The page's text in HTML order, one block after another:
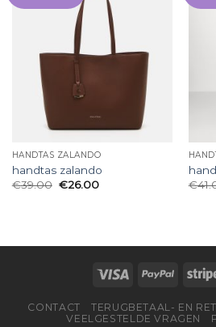
HANDTAS ZALANDO
handtas zalando
€39.00 €26.00
€
CONTACT
TERUGBETAAL- EN
VEELGESTELDE VRAGEN